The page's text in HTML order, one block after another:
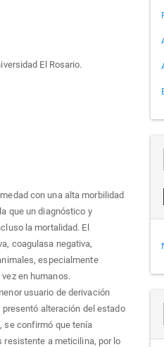
El Rosario.
con una alta morbilidad
que un diagnóstico y
la mortalidad. El
coagulasa negativa,
especialmente
en humanos.
usuario de derivación
alteración del estado
se confirmó que tenía
resistente a meticilina, por lo